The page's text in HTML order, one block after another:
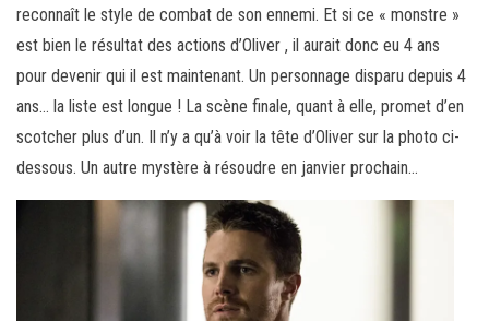
reconnaît le style de combat de son ennemi. Et si ce « monstre »
est bien le résultat des actions d’Oliver , il aurait donc eu 4 ans
pour devenir qui il est maintenant. Un personnage disparu depuis 4
ans… la liste est longue ! La scène finale, quant à elle, promet d’en
scotcher plus d’un. Il n’y a qu’à voir la tête d’Oliver sur la photo ci-
dessous. Un autre mystère à résoudre en janvier prochain…